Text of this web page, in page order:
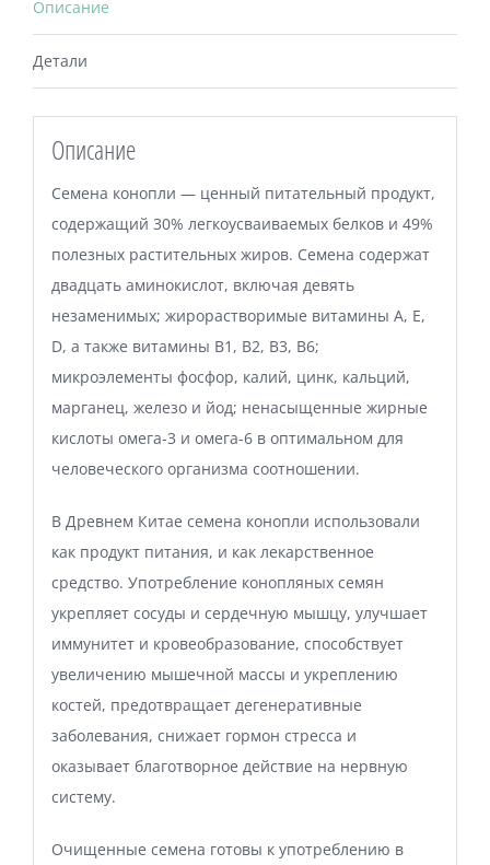
Описание
Детали
Описание
Семена конопли — ценный питательный продукт,
содержащий 30% легкоусваиваемых белков и 49%
полезных растительных жиров. Семена содержат
двадцать аминокислот, включая девять
незаменимых; жирорастворимые витамины А, Е,
D, а также витамины B1, B2, B3, B6;
микроэлементы фосфор, калий, цинк, кальций,
марганец, железо и йод; ненасыщенные жирные
кислоты омега-3 и омега-6 в оптимальном для
человеческого организма соотношении.
В Древнем Китае семена конопли использовали
как продукт питания, и как лекарственное
средство. Употребление конопляных семян
укрепляет сосуды и сердечную мышцу, улучшает
иммунитет и кровеобразование, способствует
увеличению мышечной массы и укреплению
костей, предотвращает дегенеративные
заболевания, снижает гормон стресса и
оказывает благотворное действие на нервную
систему.
Очищенные семена готовы к употреблению в